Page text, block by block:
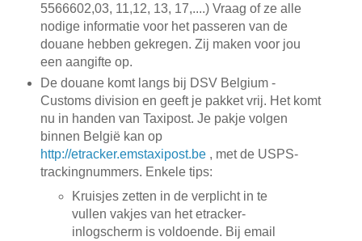
5566602,03, 11,12, 13, 17,....) Vraag of ze alle
nodige informatie voor het passeren van de
douane hebben gekregen. Zij maken voor jou
een aangifte op.
De douane komt langs bij DSV Belgium -
Customs division en geeft je pakket vrij. Het komt
nu in handen van Taxipost. Je pakje volgen
binnen België kan op
http://etracker.emstaxipost.be, met de USPS-
trackingnummers. Enkele tips:
Kruisjes zetten in de verplicht in te
vullen vakjes van het etracker-
inlogscherm is voldoende. Bij email